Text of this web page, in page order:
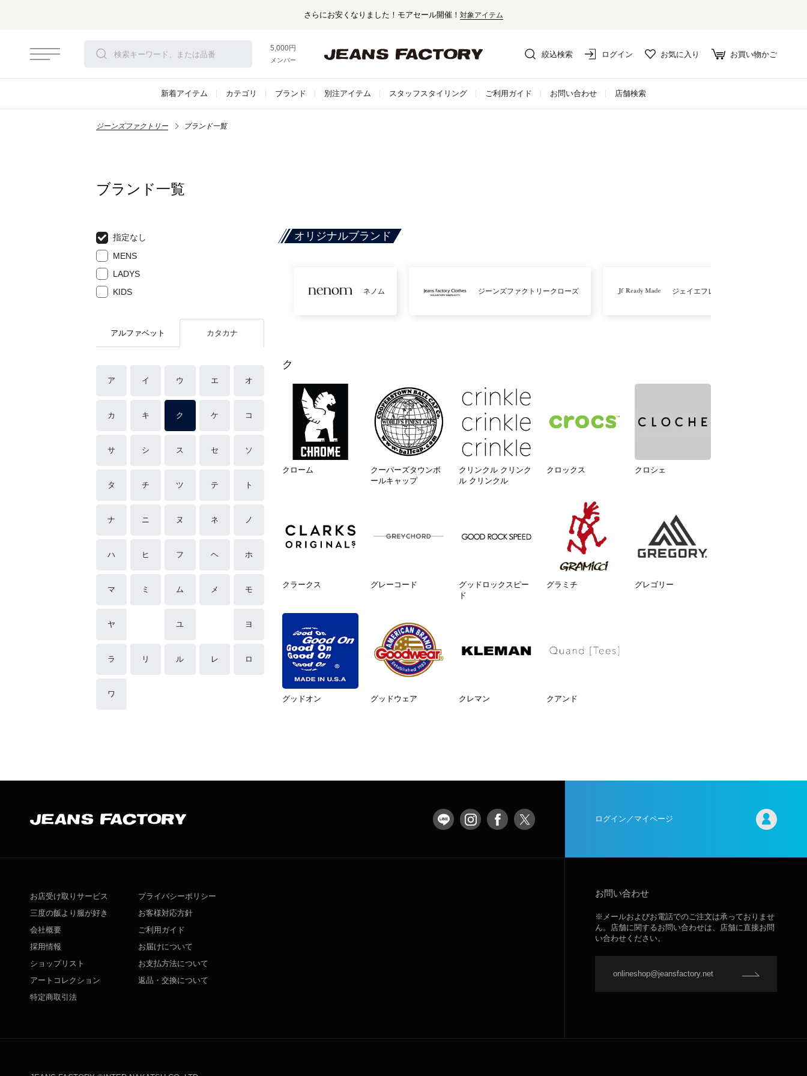
さらにお安くなりました！モアセール開催！ 対象アイテム
5,000円以上お買い上げで送料無料！
メンバー登録でお得な情報をゲット。さらに詳しく
絞込検索 ログイン お気に入り お買い物かご
新着アイテム カテゴリ ブランド 別注アイテム スタッフスタイリング ご利用ガイド お問い合わせ 店舗検索
ジーンズファクトリー ブランド一覧
ブランド一覧
指定なし
MENS
LADYS
KIDS
アルファベット カタカナ
ア イ ウ エ オ
カ キ ク ケ コ
サ シ ス セ ソ
タ チ ツ テ ト
ナ ニ ヌ ネ ノ
ハ ヒ フ ヘ ホ
マ ミ ム メ モ
ヤ ユ ヨ
ラ リ ル レ ロ
ワ
オリジナルブランド
ネノム ジーンズファクトリークローズ ジェイエフレディメイド
ク
クローム
クーパーズタウンボ
ールキャップ
クリンクル クリンク
ル クリンクル
クロックス クロシェ
クラークス グレーコード
グッドロックスピー
ド
グラミチ グレゴリー
グッドオン グッドウェア クレマン クアンド
ログイン／マイページ
お店受け取りサービス
三度の飯より服が好き
会社概要
採用情報
ショップリスト
アートコレクション
特定商取引法
プライバシーポリシー
お客様対応方針
ご利用ガイド
お届けについて
お支払方法について
返品・交換について
お問い合わせ
※メールおよびお電話でのご注文は承っておりませ
ん。店舗に関するお問い合わせは、店舗に直接お問
い合わせください。
onlineshop@jeansfactory.net